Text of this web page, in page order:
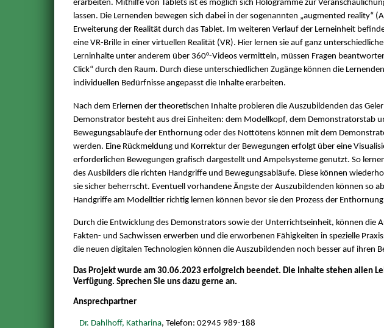
erarbeiten. Mithilfe von Tablets ist es möglich sich Hologramme zur
lassen. Die Lernenden bewegen sich dabei in der sogenannten „augmented reality“
Erweiterung der Realität durch das Tablet. Im weiteren Verlauf der Lerneinheit
eine VR-Brille in einer virtuellen Realität (VR). Hier lernen sie auf ganz
Lerninhalte unter anderem über 360°-Videos vermitteln, müssen Fragen
Click“ durch den Raum. Durch diese unterschiedlichen Zugänge können die
individuellen Bedürfnisse angepasst die Inhalte erarbeiten.
Nach dem Erlernen der theoretischen Inhalte probieren die Auszubildenden das
Demonstrator besteht aus drei Einheiten: dem Modellkopf, dem Demonstratorstab
Bewegungsabläufe der Enthornung oder des Nottötens können mit dem
werden. Eine Rückmeldung und Korrektur der Bewegungen erfolgt über eine
erforderlichen Bewegungen grafisch dargestellt und Ampelsysteme genutzt. So
des Ausbilders die richten Handgriffe und Bewegungsabläufe. Diese können
sie sicher beherrscht. Eventuell vorhandene Ängste der Auszubildenden können so
Handgriffe am Modelltier richtig lernen können bevor sie den Prozess der
Durch die Entwicklung des Demonstrators sowie der Unterrichtseinheit, können die
Fakten- und Sachwissen erwerben und die erworbenen Fähigkeiten in spezielle
die neuen digitalen Technologien können die Auszubildenden noch besser auf ihren
Das Projekt wurde am 30.06.2023 erfolgreich beendet. Die Inhalte stehen allen
Verfügung. Sprechen Sie uns dazu gerne an.
Ansprechpartner
Dr. Dahlhoff, Katharina, Telefon: 02945 989-188